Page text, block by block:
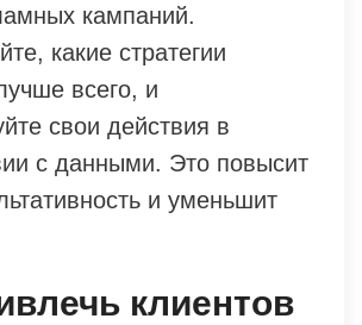
кампаний.
какие стратегии
всего, и
свои действия в
с данными. Это повысит
и уменьшит
клиентов